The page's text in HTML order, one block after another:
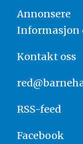
Annonsere
Informasjon
Kontakt oss
RSS-feed
Facebook